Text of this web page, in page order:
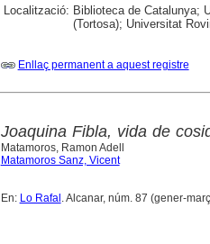
Localització: Biblioteca de Catalunya;
(Tortosa); Universitat
Enllaç permanent a aquest registre
Joaquina Fibla, vida de
Matamoros, Ramon Adell
Matamoros Sanz, Vicent
En: Lo Rafal . Alcanar, núm. 87 (gener-